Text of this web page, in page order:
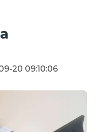
20 09:10:06